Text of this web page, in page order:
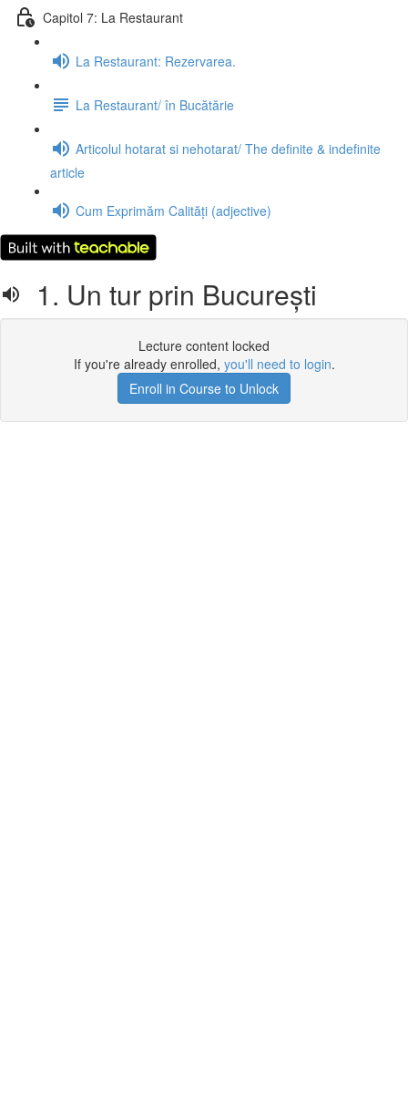
Capitol 7: La Restaurant
La Restaurant: Rezervarea.
La Restaurant/ în Bucătărie
Articolul hotarat si nehotarat/ The definite & indefinite
article
Cum Exprimăm Calități (adjective)
1. Un tur prin București
Lecture content locked
If you're already enrolled, you'll need to login.
Enroll in Course to Unlock